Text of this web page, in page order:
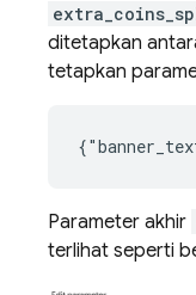
ditetapkan
tetapkan
Parameter akhir
terlihat seperti